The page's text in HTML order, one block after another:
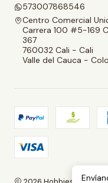
573007868546
Centro Comercial
Carrera 100 #5-169
367
760032 Cali - Cali
Valle del Cauca -